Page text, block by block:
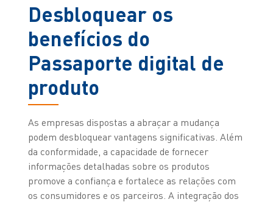
Desbloquear os
benefícios do
Passaporte digital de
produto
As empresas dispostas a abraçar a mudança
podem desbloquear vantagens significativas. Além
da conformidade, a capacidade de fornecer
informações detalhadas sobre os produtos
promove a confiança e fortalece as relações com
os consumidores e os parceiros. A integração dos